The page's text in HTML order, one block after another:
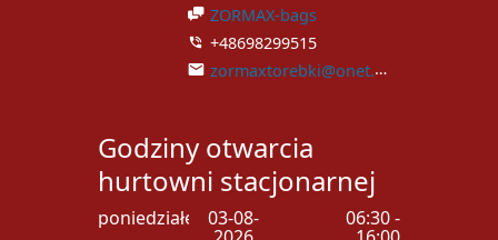
ZORMAX-bags
+48698299515
zormaxtorebki@onet.pl
Godziny otwarcia
hurtowni stacjonarnej
poniedziałek 03-08- 06:30 -